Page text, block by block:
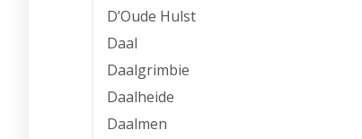
D’Oude Hulst
Daal
Daalgrimbie
Daalheide
Daalmen